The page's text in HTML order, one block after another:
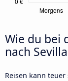
Wie du bei
nach
Reisen kann